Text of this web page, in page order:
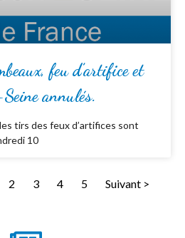
feu d’artifice et
annulés.
tirs des feux d’artifices sont
10
2 3 4 5 Suivant >